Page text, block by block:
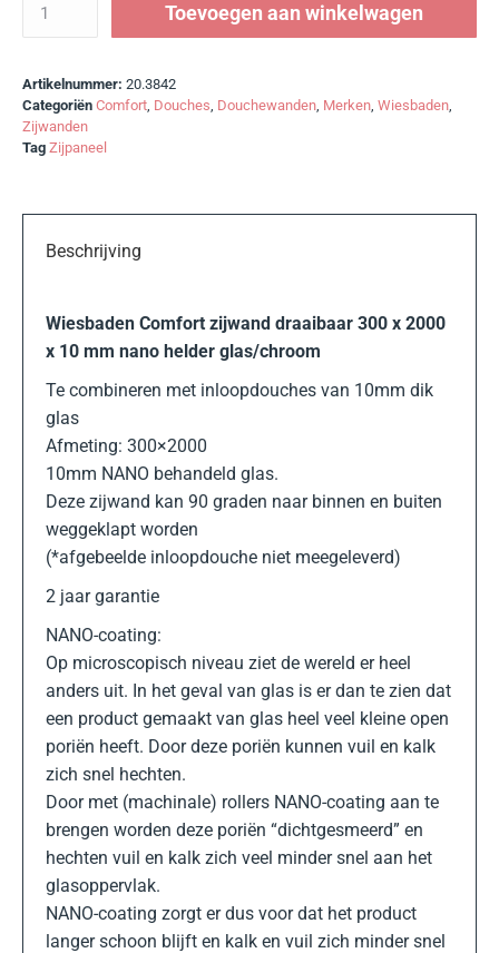
Toevoegen aan winkelwagen
Artikelnummer: 20.3842
Categoriën Comfort, Douches, Douchewanden, Merken, Wiesbaden,
Zijwanden
Tag Zijpaneel
Beschrijving
Wiesbaden Comfort zijwand draaibaar 300 x 2000
x 10 mm nano helder glas/chroom
Te combineren met inloopdouches van 10mm dik
glas
Afmeting: 300×2000
10mm NANO behandeld glas.
Deze zijwand kan 90 graden naar binnen en buiten
weggeklapt worden
(*afgebeelde inloopdouche niet meegeleverd)
2 jaar garantie
NANO-coating:
Op microscopisch niveau ziet de wereld er heel
anders uit. In het geval van glas is er dan te zien dat
een product gemaakt van glas heel veel kleine open
poriën heeft. Door deze poriën kunnen vuil en kalk
zich snel hechten.
Door met (machinale) rollers NANO-coating aan te
brengen worden deze poriën “dichtgesmeerd” en
hechten vuil en kalk zich veel minder snel aan het
glasoppervlak.
NANO-coating zorgt er dus voor dat het product
langer schoon blijft en kalk en vuil zich minder snel